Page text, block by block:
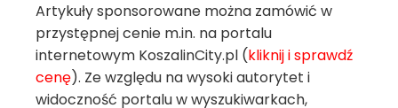
Artykuły sponsorowane można zamówić w
przystępnej cenie m.in. na portalu
internetowym KoszalinCity.pl (kliknij i sprawdź
cenę). Ze względu na wysoki autorytet i
widoczność portalu w wyszukiwarkach,